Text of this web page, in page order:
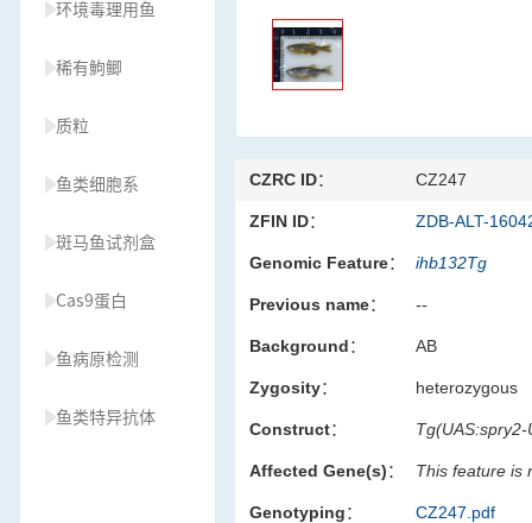
环境毒理用鱼
稀有鮈鲫
质粒
鱼类细胞系
斑马鱼试剂盒
Cas9蛋白
鱼病原检测
鱼类特异抗体
CZRC ID： CZ247
ZFIN ID： ZDB-ALT-
Genomic Feature： ihb132Tg
Previous name： --
Background： AB
Zygosity： heterozygous
Construct：
Affected Gene(s)： This feature is
Genotyping： CZ247.pdf